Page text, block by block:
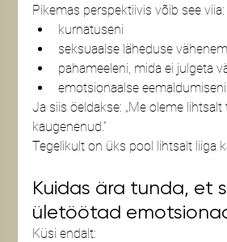
Pikemas perspektiivis võib see viia:
kurnatuseni
seksuaalse läheduse
pahameeleni, mida ei julgeta
emotsionaalse eemaldumiseni
Ja siis öeldakse: „Me oleme
kaugenenud.”
Tegelikult on üks pool lihtsalt liiga
Kuidas ära tunda, et
ületöötad
Küsi endalt: